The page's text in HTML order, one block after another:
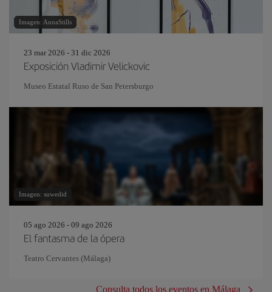
Imagen: AnnaStills
23 mar 2026 - 31 dic 2026
Exposición Vladimir Velickovic
Museo Estatal Ruso de San Petersburgo
Imagen: suwedid
05 ago 2026 - 09 ago 2026
El fantasma de la ópera
Teatro Cervantes (Málaga)
Consulta todos los eventos en Málaga